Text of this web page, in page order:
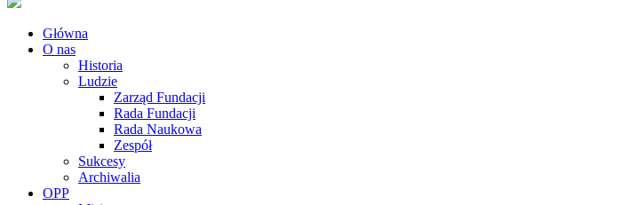
Główna
O nas
Historia
Ludzie
Zarząd Fundacji
Rada Fundacji
Rada Naukowa
Zespół
Sukcesy
Archiwalia
OPP